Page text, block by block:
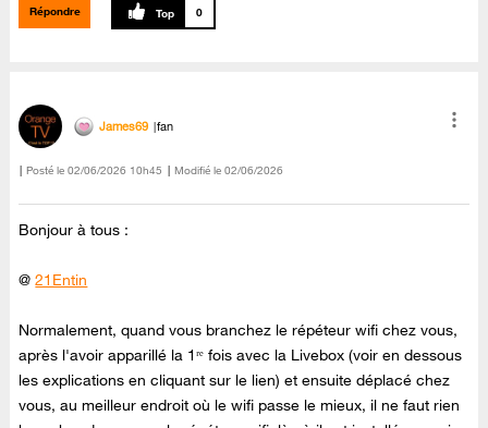
Répondre 0
James69 fan
Posté le ‎02/06/2026 10h45 Modifié le 02/06/2026
Bonjour à tous :
@21Entin
Normalement, quand vous branchez le répéteur wifi chez vous,
après l'avoir apparillé la 1ʳᵉ fois avec la Livebox (voir en dessous
les explications en cliquant sur le lien) et ensuite déplacé chez
vous, au meilleur endroit où le wifi passe le mieux, il ne faut rien